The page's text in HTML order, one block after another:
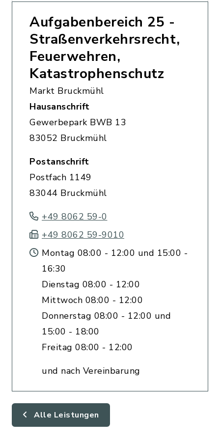
Aufgabenbereich 25 -
Straßenverkehrsrecht,
Feuerwehren,
Katastrophenschutz
Markt Bruckmühl
Hausanschrift
Gewerbepark BWB 13
83052 Bruckmühl
Postanschrift
Postfach 1149
83044 Bruckmühl
+49 8062 59-0
+49 8062 59-9010
Montag 08:00 - 12:00 und 15:00 -
16:30
Dienstag 08:00 - 12:00
Mittwoch 08:00 - 12:00
Donnerstag 08:00 - 12:00 und
15:00 - 18:00
Freitag 08:00 - 12:00
und nach Vereinbarung
Alle Leistungen